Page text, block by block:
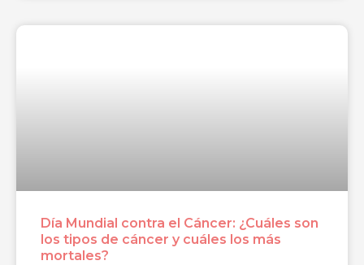
Día Mundial contra el Cáncer: ¿Cuáles son
los tipos de cáncer y cuáles los más
mortales?